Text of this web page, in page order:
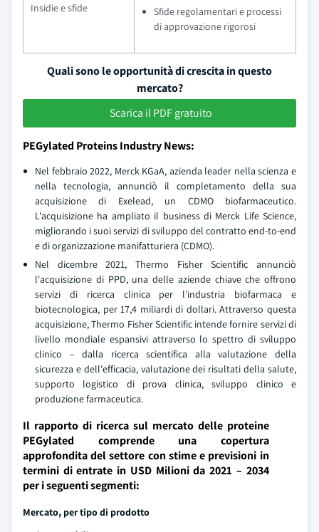
Insidie e sfide
Sfide regolamentari e processi
di approvazione rigorosi
Quali sono le opportunità di crescita in questo
mercato?
Scarica il PDF gratuito
PEGylated Proteins Industry News:
Nel febbraio 2022, Merck KGaA, azienda leader nella scienza e
nella tecnologia, annunciò il completamento della sua
acquisizione di Exelead, un CDMO biofarmaceutico.
L'acquisizione ha ampliato il business di Merck Life Science,
migliorando i suoi servizi di sviluppo del contratto end-to-end
e di organizzazione manifatturiera (CDMO).
Nel dicembre 2021, Thermo Fisher Scientific annunciò
l'acquisizione di PPD, una delle aziende chiave che offrono
servizi di ricerca clinica per l'industria biofarmaca e
biotecnologica, per 17,4 miliardi di dollari. Attraverso questa
acquisizione, Thermo Fisher Scientific intende fornire servizi di
livello mondiale espansivi attraverso lo spettro di sviluppo
clinico – dalla ricerca scientifica alla valutazione della
sicurezza e dell'efficacia, valutazione dei risultati della salute,
supporto logistico di prova clinica, sviluppo clinico e
produzione farmaceutica.
Il rapporto di ricerca sul mercato delle proteine
PEGylated comprende una copertura
approfondita del settore con stime e previsioni in
termini di entrate in USD Milioni da 2021 – 2034
per i seguenti segmenti:
Mercato, per tipo di prodotto